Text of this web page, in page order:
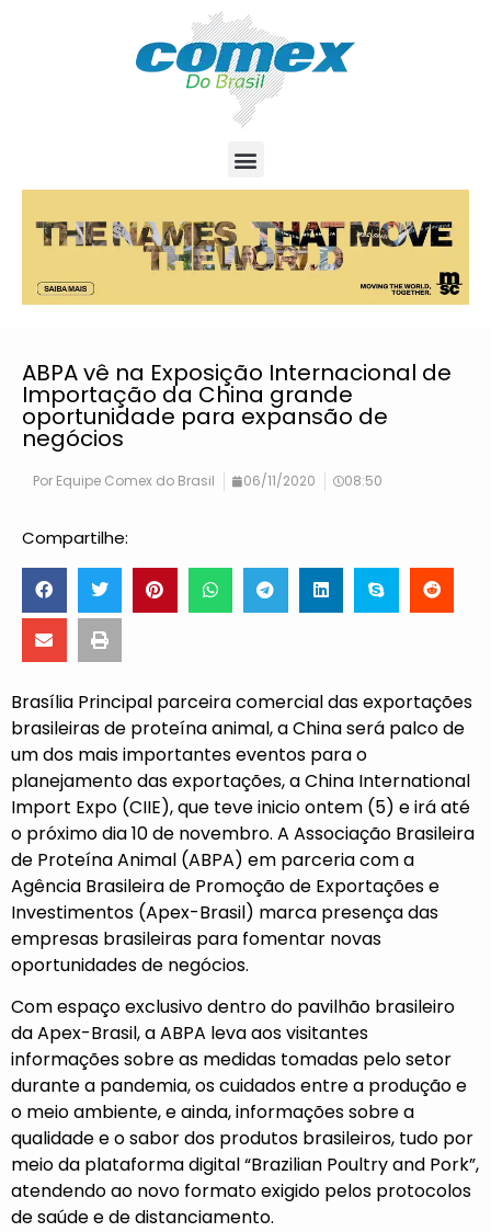
ABPA vê na Exposição Internacional de
Importação da China grande
oportunidade para expansão de
negócios
Por Equipe Comex do Brasil 06/11/2020 08:50
Compartilhe:
Brasília Principal parceira comercial das exportações
brasileiras de proteína animal, a China será palco de
um dos mais importantes eventos para o
planejamento das exportações, a China International
Import Expo (CIIE), que teve inicio ontem (5) e irá até
o próximo dia 10 de novembro. A Associação Brasileira
de Proteína Animal (ABPA) em parceria com a
Agência Brasileira de Promoção de Exportações e
Investimentos (Apex-Brasil) marca presença das
empresas brasileiras para fomentar novas
oportunidades de negócios.
Com espaço exclusivo dentro do pavilhão brasileiro
da Apex-Brasil, a ABPA leva aos visitantes
informações sobre as medidas tomadas pelo setor
durante a pandemia, os cuidados entre a produção e
o meio ambiente, e ainda, informações sobre a
qualidade e o sabor dos produtos brasileiros, tudo por
meio da plataforma digital “Brazilian Poultry and Pork”,
atendendo ao novo formato exigido pelos protocolos
de saúde e de distanciamento.